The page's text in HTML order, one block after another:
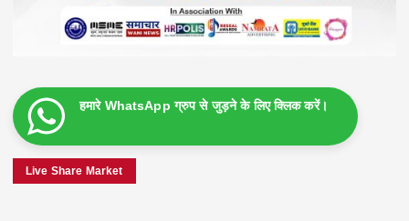
हमारे WhatsApp ग्रुप से जुड़ने के लिए क्लिक करें।
Live Share Market